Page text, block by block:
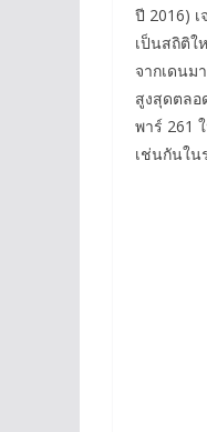
ปี 2016)
เป็นสถิติใ
จากเดนม
สูงสุดตลอ
พาร์ 261
เช่นกันใน